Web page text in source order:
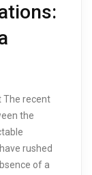
The recent
the
rushed
of a